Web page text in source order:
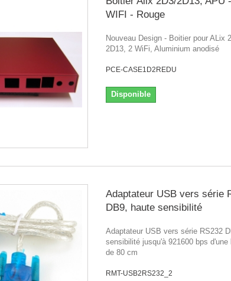
WIFI - Rouge
Nouveau Design - Boitier pour ALix
2D13, 2 WiFi, Aluminium anodisé
PCE-CASE1D2REDU
Disponible
Adaptateur USB vers série
DB9, haute sensibilité
Adaptateur USB vers série RS232
sensibilité jusqu'à 921600 bps d'une
de 80 cm
RMT-USB2RS232_2